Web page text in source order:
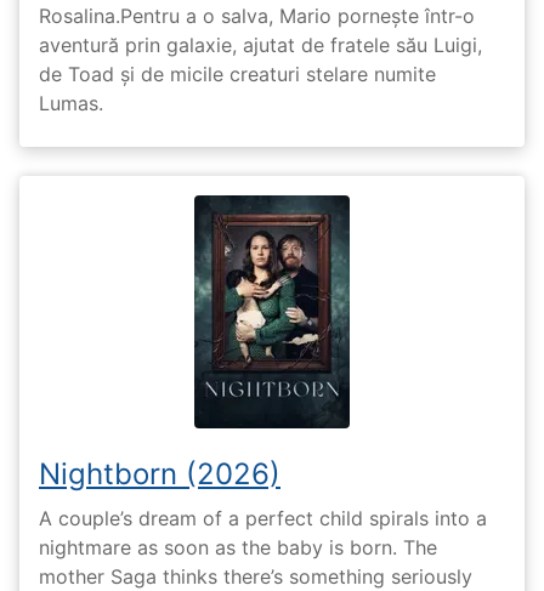
Rosalina.Pentru a o salva, Mario pornește într-o
aventură prin galaxie, ajutat de fratele său Luigi,
de Toad și de micile creaturi stelare numite
Lumas.
Nightborn (2026)
A couple’s dream of a perfect child spirals into a
nightmare as soon as the baby is born. The
mother Saga thinks there’s something seriously